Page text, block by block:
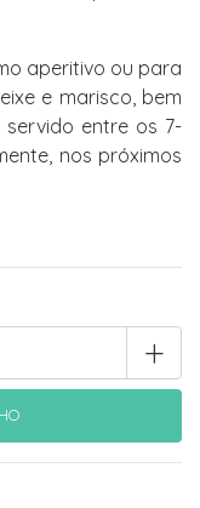
aperitivo ou para
e marisco, bem
entre os 7-
nos próximos
+